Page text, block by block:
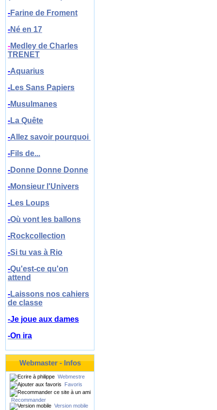
-Farine de Froment
-Né en 17
-Medley de Charles
TRENET
-Aquarius
-Les Sans Papiers
-Musulmanes
-La Quête
-Allez savoir pourquoi
-Fils de...
-Donne Donne Donne
-Monsieur l'Univers
-Les Loups
-Où vont les ballons
-Rockcollection
-Si tu vas à Rio
-Qu'est-ce qu'on
attend
-Laissons nos cahiers
de classe
-Je joue aux dames
-On ira
Webmaster - Infos
Webmestre
Favoris
Recommander
Version mobile